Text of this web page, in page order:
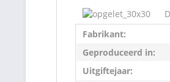
Fabrikant:
Geproduceerd in:
Uitgiftejaar: